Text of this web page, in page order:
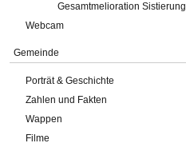
Gesamtmelioration Sistierung
Webcam
Gemeinde
Porträt & Geschichte
Zahlen und Fakten
Wappen
Filme